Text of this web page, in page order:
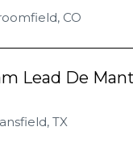
CO
Lead De
TX